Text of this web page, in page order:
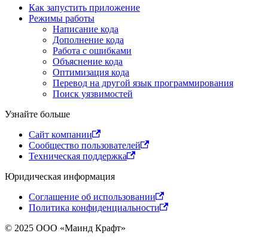
Как запустить приложение
Режимы работы
Написание кода
Дополнение кода
Работа с ошибками
Объяснение кода
Оптимизация кода
Перевод на другой язык программирования
Поиск уязвимостей
Узнайте больше
Сайт компании
Сообщество пользователей
Техническая поддержка
Юридическая информация
Соглашение об использовании
Политика конфиденциальности
© 2025 ООО «Маинд Крафт»